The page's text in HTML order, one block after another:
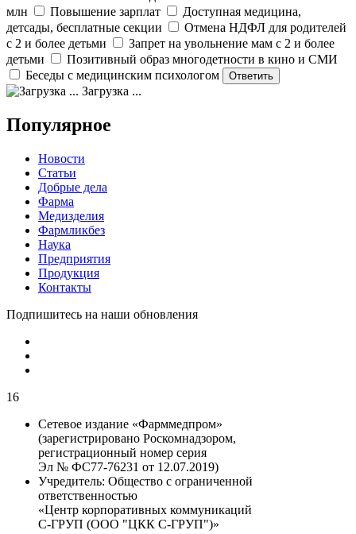
млн
Повышение зарплат
Доступная медицина,
детсады, бесплатные секции
Отмена НДФЛ для родителей
с 2 и более детьми
Запрет на увольнение мам с 2 и более
детьми
Позитивный образ многодетности в кино и СМИ
Беседы с медицинским психологом
Загрузка ...
Популярное
Новости
Статьи
Добрые дела
Фарма
Медизделия
Фармликбез
Наука
Предприятия
Продукция
Контакты
Подпишитесь на наши обновления
16
Сетевое издание «Фарммедпром»
(зарегистрировано Роскомнадзором,
регистрационный номер серия
Эл № ФС77-76231 от 12.07.2019)
Учредитель: Общество с ограниченной
ответственностью
«Центр корпоративных коммуникаций
С-ГРУП (ООО "ЦКК С-ГРУП")»